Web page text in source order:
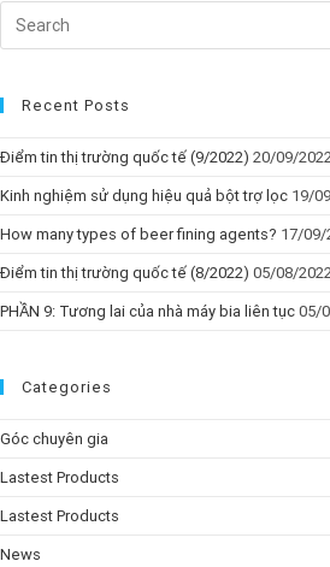
Recent Posts
Điểm tin thị trường quốc tế (9/2022) 20/09/
Kinh nghiệm sử dụng hiệu quả bột trợ lọc 19/
How many types of beer fining agents? 17/09/
Điểm tin thị trường quốc tế (8/2022) 05/08/
PHẦN 9: Tương lai của nhà máy bia liên tục05/
Categories
Góc chuyên gia
Lastest Products
Lastest Products
News